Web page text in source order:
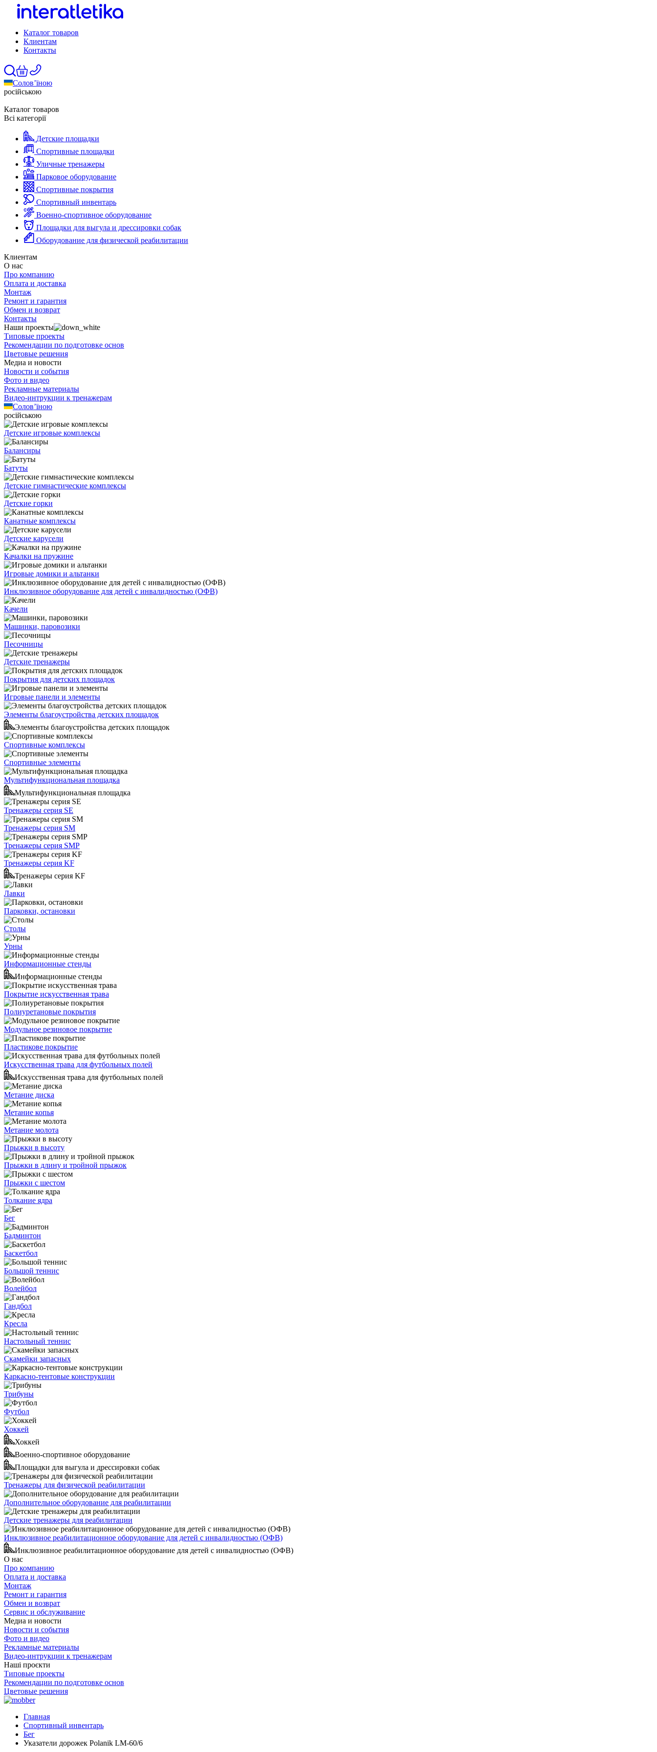
Каталог товаров
Клиентам
Контакты
Солов’їною
російською
Каталог товаров
Всі категорії
Детские площадки
Спортивные площадки
Уличные тренажеры
Парковое оборудование
Спортивные покрытия
Спортивный инвентарь
Военно-спортивное оборудование
Площадки для выгула и дрессировки собак
Оборудование для физической реабилитации
Клиентам
О нас
Про компанию
Оплата и доставка
Монтаж
Ремонт и гарантия
Обмен и возврат
Контакты
Наши проекты
Типовые проекты
Рекомендации по подготовке основ
Цветовые решения
Медиа и новости
Новости и события
Фото и видео
Рекламные материалы
Видео-интрукции к тренажерам
Солов’їною
російською
Детские игровые комплексы
Балансиры
Батуты
Детские гимнастические комплексы
Детские горки
Канатные комплексы
Детские карусели
Качалки на пружине
Игровые домики и альтанки
Инклюзивное оборудование для детей с инвалидностью (ОФВ)
Качели
Машинки, паровозики
Песочницы
Детские тренажеры
Покрытия для детских площадок
Игровые панели и элементы
Элементы благоустройства детских площадок
Элементы благоустройства детских площадок
Спортивные комплексы
Спортивные элементы
Мультифункциональная площадка
Мультифункциональная площадка
Тренажеры серия SE
Тренажеры серия SM
Тренажеры серия SMP
Тренажеры серия KF
Тренажеры серия KF
Лавки
Парковки, остановки
Столы
Урны
Информационные стенды
Информационные стенды
Покрытие искусственная трава
Полиуретановые покрытия
Модульное резиновое покрытие
Пластикове покрытие
Искусственная трава для футбольных полей
Искусственная трава для футбольных полей
Метание диска
Метание копья
Метание молота
Прыжки в высоту
Прыжки в длину и тройной прыжок
Прыжки с шестом
Толкание ядра
Бег
Бадминтон
Баскетбол
Большой теннис
Волейбол
Гандбол
Кресла
Настольный теннис
Скамейки запасных
Каркасно-тентовые конструкции
Трибуны
Футбол
Хоккей
Хоккей
Военно-спортивное оборудование
Площадки для выгула и дрессировки собак
Тренажеры для физической реабилитации
Дополнительное оборудование для реабилитации
Детские тренажеры для реабилитации
Инклюзивное реабилитационное оборудование для детей с инвалидностью (ОФВ)
Инклюзивное реабилитационное оборудование для детей с инвалидностью (ОФВ)
О нас
Про компанию
Оплата и доставка
Монтаж
Ремонт и гарантия
Обмен и возврат
Сервис и обслуживание
Медиа и новости
Новости и события
Фото и видео
Рекламные материалы
Видео-интрукции к тренажерам
Наші проєкти
Типовые проекты
Рекомендации по подготовке основ
Цветовые решения
Главная
Спортивный инвентарь
Бег
Указатели дорожек Polanik LM-60/6